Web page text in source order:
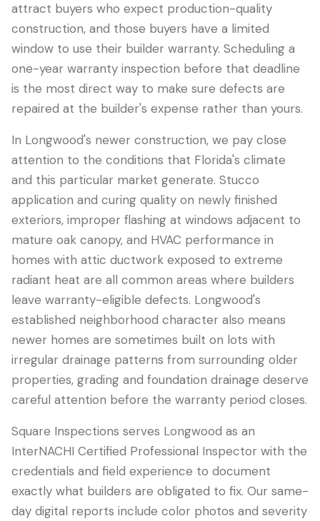
LANGUAGE
English Português Español 中文✓
407-205-7228
预约检查
attract buyers who expect production-quality
construction, and those buyers have a limited
window to use their builder warranty. Scheduling a
one-year warranty inspection before that deadline
is the most direct way to make sure defects are
repaired at the builder's expense rather than yours.
In Longwood's newer construction, we pay close
attention to the conditions that Florida's climate
and this particular market generate. Stucco
application and curing quality on newly finished
exteriors, improper flashing at windows adjacent to
mature oak canopy, and HVAC performance in
homes with attic ductwork exposed to extreme
radiant heat are all common areas where builders
leave warranty-eligible defects. Longwood's
established neighborhood character also means
newer homes are sometimes built on lots with
irregular drainage patterns from surrounding older
properties, grading and foundation drainage deserve
careful attention before the warranty period closes.
Square Inspections serves Longwood as an
InterNACHI Certified Professional Inspector with the
credentials and field experience to document
exactly what builders are obligated to fix. Our same-
day digital reports include color photos and severity